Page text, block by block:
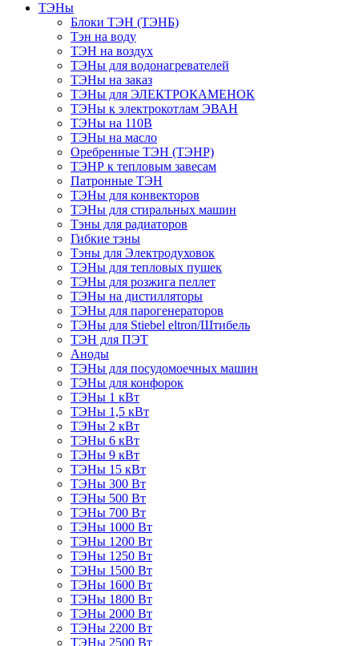
ТЭНы
Блоки ТЭН (ТЭНБ)
Тэн на воду
ТЭН на воздух
ТЭНы для водонагревателей
ТЭНы на заказ
ТЭНы для ЭЛЕКТРОКАМЕНОК
ТЭНы к электрокотлам ЭВАН
ТЭНы на 110В
ТЭНы на масло
Оребренные ТЭН (ТЭНР)
ТЭНР к тепловым завесам
Патронные ТЭН
ТЭНы для конвекторов
ТЭНы для стиральных машин
Тэны для радиаторов
Гибкие тэны
Тэны для Электродуховок
ТЭНы для тепловых пушек
ТЭНы для розжига пеллет
ТЭНы на дистилляторы
ТЭНы для парогенераторов
ТЭНы для Stiebel eltron/Штибель
ТЭН для ПЭТ
Аноды
ТЭНы для посудомоечных машин
ТЭНы для конфорок
ТЭНы 1 кВт
ТЭНы 1,5 кВт
ТЭНы 2 кВт
ТЭНы 6 кВт
ТЭНы 9 кВт
ТЭНы 15 кВт
ТЭНы 300 Вт
ТЭНы 500 Вт
ТЭНы 700 Вт
ТЭНы 1000 Вт
ТЭНы 1200 Вт
ТЭНы 1250 Вт
ТЭНы 1500 Вт
ТЭНы 1600 Вт
ТЭНы 1800 Вт
ТЭНы 2000 Вт
ТЭНы 2200 Вт
ТЭНы 2500 Вт